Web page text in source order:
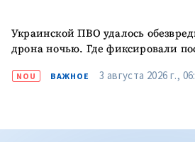
Украинской ПВО удалось
дрона ночью. Где фиксировали
NOU ВАЖНОЕ 3 августа 2026 г.,